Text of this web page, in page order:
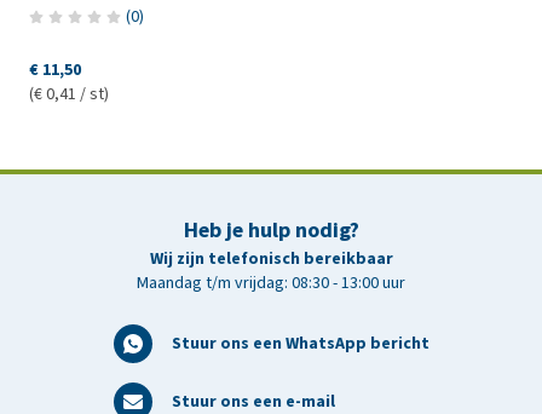
(0)
€ 11,50
(€ 0,41 / st)
Heb je hulp nodig?
Wij zijn telefonisch bereikbaar
Maandag t/m vrijdag: 08:30 - 13:00 uur
Stuur ons een WhatsApp bericht
Stuur ons een e-mail